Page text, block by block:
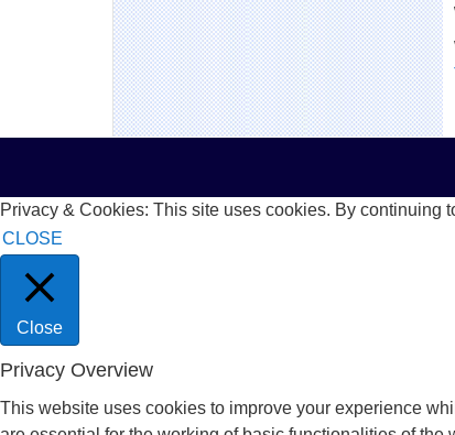
Privacy & Cookies: This site uses cookies. By continuing
CLOSE
Close
Privacy Overview
This website uses cookies to improve your experience